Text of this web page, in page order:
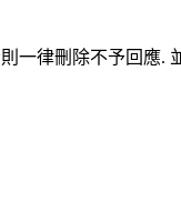
一律刪除不予回應.